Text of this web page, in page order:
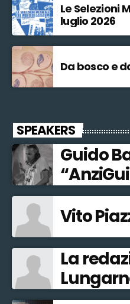
Le Selezioni
luglio 2026
Da bosco e
SPEAKERS
Guido
Vito
La